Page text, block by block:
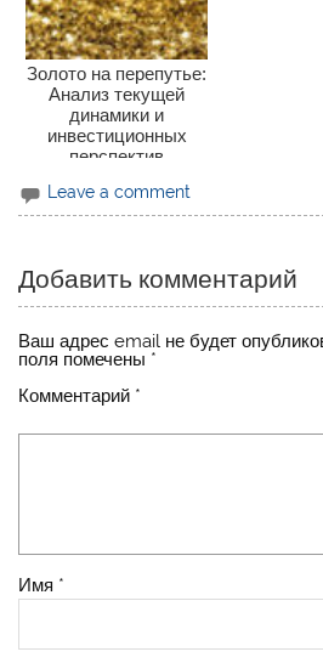
Золото на перепутье:
Анализ текущей
динамики и
инвестиционных
перспектив
Leave a comment
Добавить комментарий
Ваш адрес email не будет
поля помечены *
Комментарий *
Имя *